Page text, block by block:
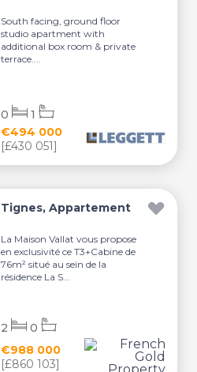
South facing, ground floor
studio apartment with
additional box room & private
terrace....
€494 000
[£430 051]
0 1
Tignes, Appartement
La Maison Vallat vous propose
en exclusivité ce T3+Cabine de
76m² situé au sein de la
résidence La S...
€988 000
[£860 103]
2 0